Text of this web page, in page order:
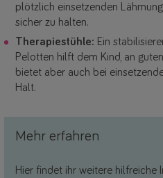
plötzlich einsetzenden
sicher zu halten.
Therapiestühle: Ein
Pelotten hilft dem Kind, an
bietet aber auch bei
Halt.
Mehr erfahren
Hier findet ihr weitere hilfreiche